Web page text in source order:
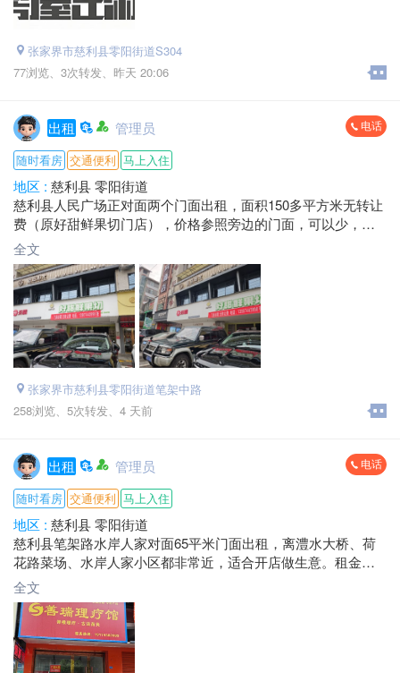
地址：慈利县长张高速出口东，安慈高速出口之间
手机：*****5388
☎座机：0744‑*****
张家界市慈利县零阳街道S304
77浏览、 3次转发、 昨天 20:06
出租 管理员 电话
随时看房 交通便利 马上入住
地区 : 慈利县 零阳街道
慈利县人民广场正对面两个门面出租，面积150多平方米无转让
费（原好甜鲜果切门店），价格参照旁边的门面，可以少，有
心租，可以面谈！黄金地段，机会不多别错过！
地址：慈利县金慈商业街原好甜鲜果切门店
电话：*****3998 福歌
全文
张家界市慈利县零阳街道笔架中路
258浏览、 5次转发、 4 天前
出租 管理员 电话
随时看房 交通便利 马上入住
地区 : 慈利县 零阳街道
慈利县笔架路水岸人家对面65平米门面出租，离澧水大桥、荷
花路菜场、水岸人家小区都非常近，适合开店做生意。租金好
商量，欢迎来发财。
电话：*****0111 黎总
地址：笔架路水岸人家对面
全文